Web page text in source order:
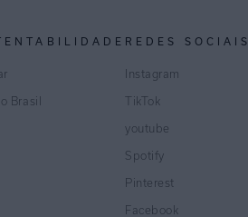
Brasil
REDES SOCIAIS
Instagram
TikTok
youtube
Spotify
Pinterest
Facebook